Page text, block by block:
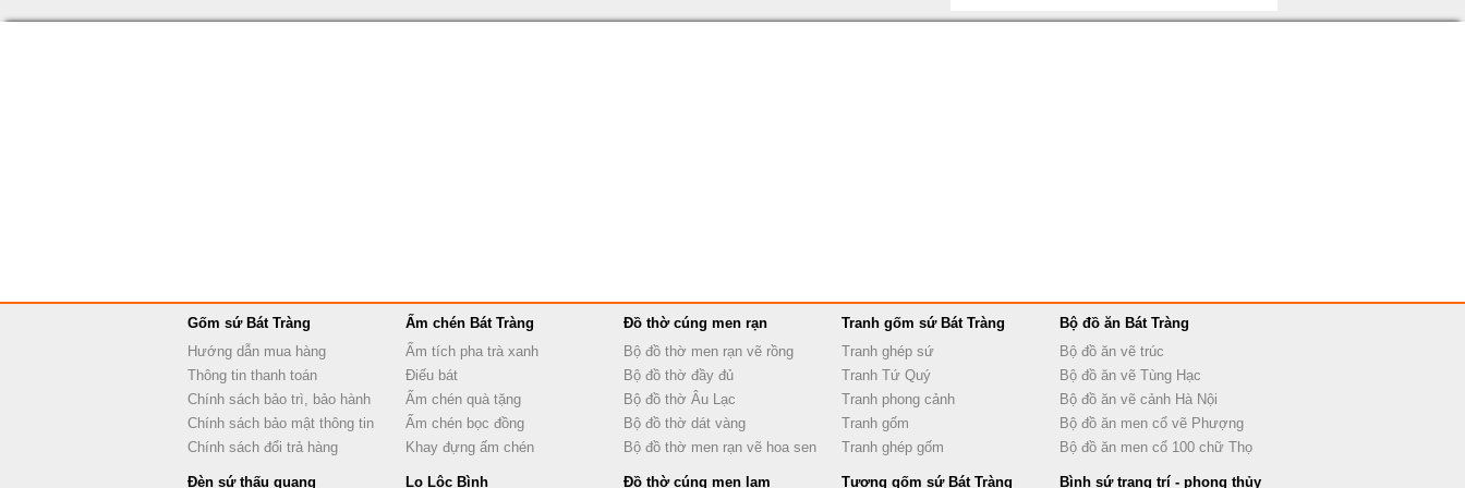
Gốm sứ Bát Tràng
Hướng dẫn mua hàng
Thông tin thanh toán
Chính sách bảo trì, bảo hành
Chính sách bảo mật thông tin
Chính sách đổi trả hàng
Ấm chén Bát Tràng
Ấm tích pha trà xanh
Điếu bát
Ấm chén quà tặng
Ấm chén bọc đồng
Khay đựng ấm chén
Đồ thờ cúng men rạn
Bộ đồ thờ men rạn vẽ rồng
Bộ đồ thờ đầy đủ
Bộ đồ thờ Âu Lạc
Bộ đồ thờ dát vàng
Bộ đồ thờ men rạn vẽ hoa sen
Tranh gốm sứ Bát Tràng
Tranh ghép sứ
Tranh Tứ Quý
Tranh phong cảnh
Tranh gốm
Tranh ghép gốm
Bộ đồ ăn Bát Tràng
Bộ đồ ăn vẽ trúc
Bộ đồ ăn vẽ Tùng Hạc
Bộ đồ ăn vẽ cảnh Hà Nội
Bộ đồ ăn men cổ vẽ Phượng
Bộ đồ ăn men cổ 100 chữ Thọ
Đèn sứ thấu quang Lọ Lộc Bình Đồ thờ cúng men lam Tượng gốm sứ Bát Tràng Bình sứ trang trí - phong thủy